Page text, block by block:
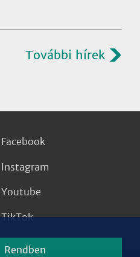
További hírek
Facebook
Instagram
Youtube
TikTok
Rendben